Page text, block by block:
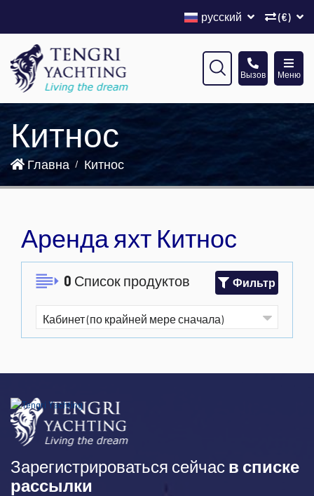
(€)
русский
Меню
Вызов
Китнос
Главна Китнос
Аренда яхт Китнос
0 Список продуктов Фильтр
Зарегистрироваться сейчас в списке
рассылки